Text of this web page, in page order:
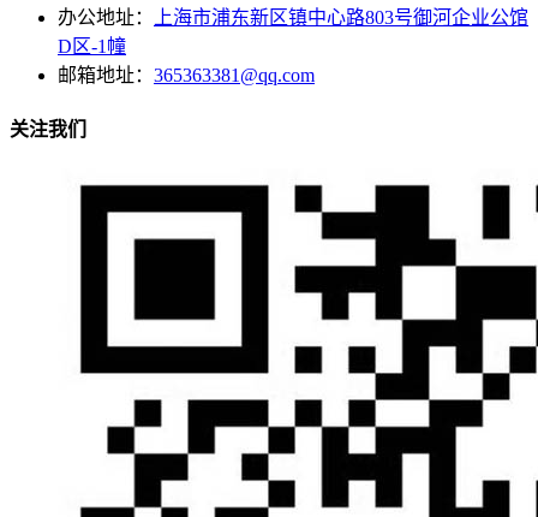
办公地址：
上海市浦东新区镇中心路803号御河企业公馆
D区-1幢
邮箱地址： 365363381@qq.com
关注我们